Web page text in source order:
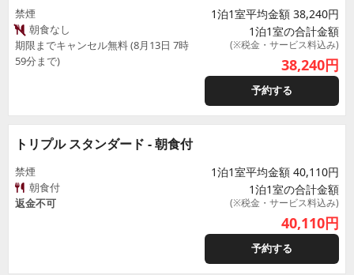
禁煙
朝食なし
期限までキャンセル無料 (8月13日 7時
59分まで)
1泊1室平均金額 38,240円
1泊1室の合計金額
(※税金・サービス料込み)
38,240円
予約する
トリプル スタンダード - 朝食付
禁煙
朝食付
返金不可
1泊1室平均金額 40,110円
1泊1室の合計金額
(※税金・サービス料込み)
40,110円
予約する